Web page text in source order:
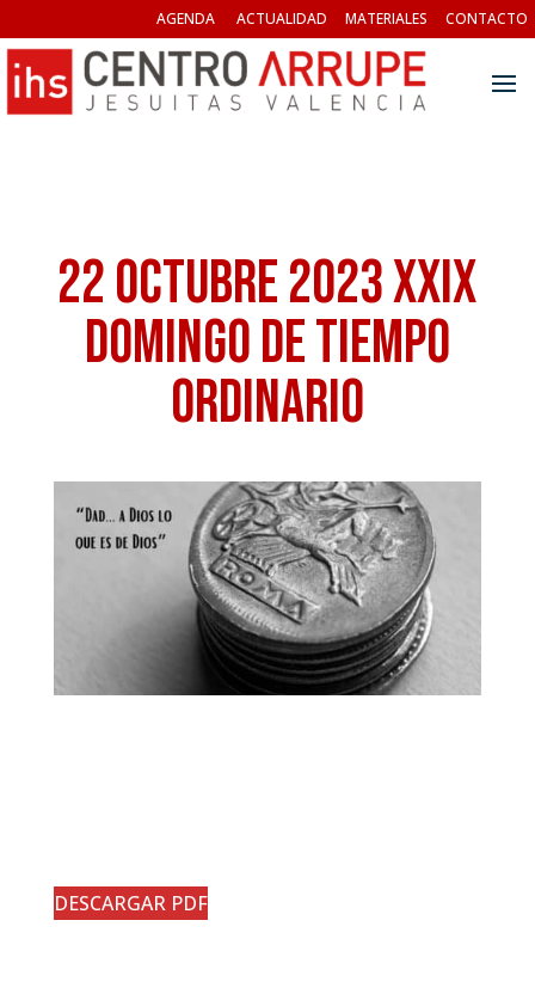
AGENDA ACTUALIDAD MATERIALES CONTACTO
22 octubre 2023 XXIX
Domingo de Tiempo
Ordinario
DESCARGAR PDF